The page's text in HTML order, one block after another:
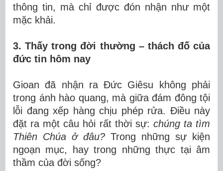
thông tin, mà chỉ được đón nhận như một
mặc khải.
3. Thấy trong đời thường – thách đố của
đức tin hôm nay
Gioan đã nhận ra Đức Giêsu không phải
trong ánh hào quang, mà giữa đám đông tội
lỗi đang xếp hàng chịu phép rửa. Điều này
đặt ra một câu hỏi rất thời sự: chúng ta tìm
Thiên Chúa ở đâu? Trong những sự kiện
ngoạn mục, hay trong những thực tại âm
thầm của đời sống?